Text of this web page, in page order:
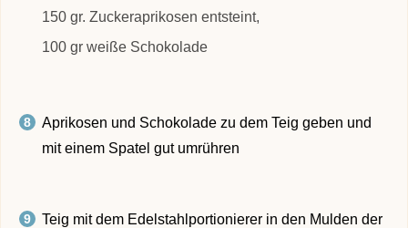
150 gr. Zuckeraprikosen entsteint,
100 gr weiße Schokolade
Aprikosen und Schokolade zu dem Teig geben und
mit einem Spatel gut umrühren
Teig mit dem Edelstahlportionierer in den Mulden der